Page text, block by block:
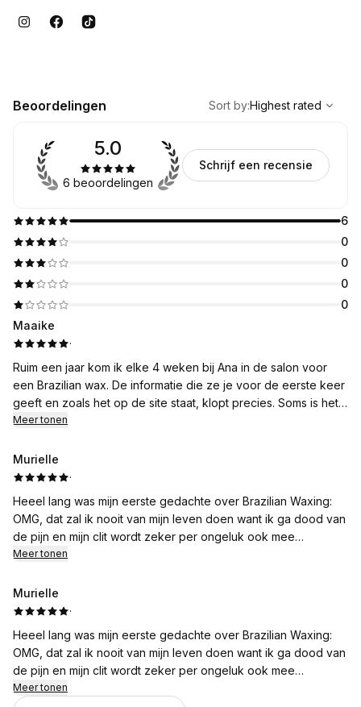
Beoordelingen
Highest rated
Sort by:Highest rated
6
0
0
0
0
5.0
6 beoordelingen
Schrijf een recensie
Maaike
·
Ruim een jaar kom ik elke 4 weken bij Ana in de salon voor
een Brazilian wax. De informatie die ze je voor de eerste keer
geeft en zoals het op de site staat, klopt precies. Soms is het
naturlijk wat pijnlijk, maar Ana loodst je er met goede tips
ook gezellig. Ik ben zeer tevreden!
Meer tonen
Murielle
·
Heeel lang was mijn eerste gedachte over Brazilian Waxing:
OMG, dat zal ik nooit van mijn leven doen want ik ga dood van
de pijn en mijn clit wordt zeker per ongeluk ook mee
getrokken.
Secrets nadat ik de site heb bekeken. De site was al een
geruststelling met alle uitgebreide uitleg, tips en tricks en Ana
afspraak met mij app’te en op de dag van de behandeling mij
stap voor stap voorbereide op haar handelingen.
Ze gaf aan dat het pijn ging doen en waar het meest pijn ging
doen, maar met haar geweldige “adem in, adem uit” techniek
Meer tonen
Murielle
·
Heeel lang was mijn eerste gedachte over Brazilian Waxing:
OMG, dat zal ik nooit van mijn leven doen want ik ga dood van
de pijn en mijn clit wordt zeker per ongeluk ook mee
getrokken.
Meer tonen